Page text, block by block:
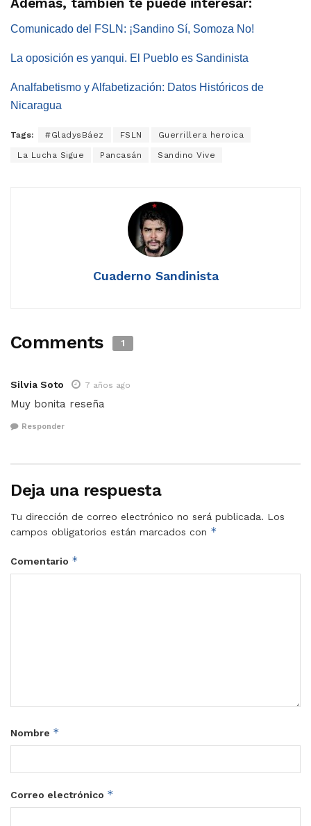
Además, también te puede interesar:
Comunicado del FSLN: ¡Sandino Sí, Somoza No!
La oposición es yanqui. El Pueblo es Sandinista
Analfabetismo y Alfabetización: Datos Históricos de
Nicaragua
Tags: #GladysBáez FSLN Guerrillera heroica
La Lucha Sigue Pancasán Sandino Vive
Cuaderno Sandinista
Comments 1
Silvia Soto 7 años ago
Muy bonita reseña
Responder
Deja una respuesta
Tu dirección de correo electrónico no será publicada. Los
campos obligatorios están marcados con *
Comentario *
Nombre *
Correo electrónico *